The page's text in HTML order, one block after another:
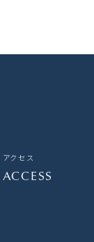
アクセス
ACCESS